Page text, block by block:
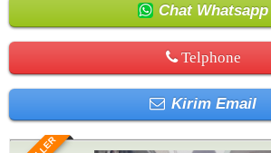
Chat Whatsapp
Telphone
Kirim Email